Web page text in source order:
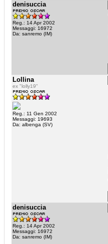
denisuccia
Reg.: 14 Apr 2002
Messaggi: 16972
Da: sanremo (IM)
Lollina
ex "lolly19"
Reg.: 11 Gen 2002
Messaggi: 19693
Da: albenga (SV)
denisuccia
Reg.: 14 Apr 2002
Messaggi: 16972
Da: sanremo (IM)